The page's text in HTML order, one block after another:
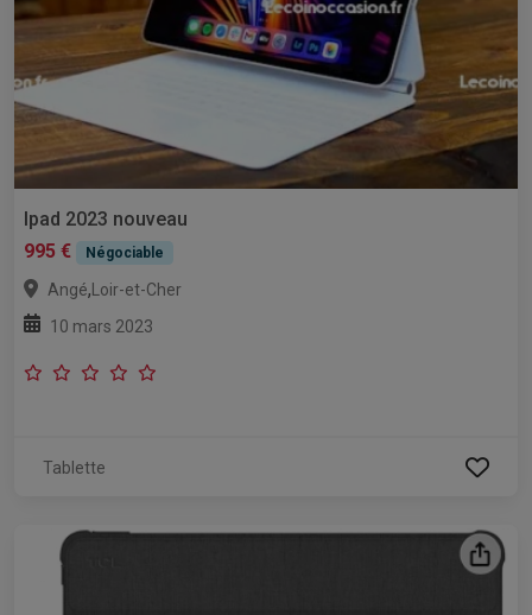
Ipad 2023 nouveau
995 €
Négociable
Angé, Loir-et-Cher
10 mars 2023
Tablette